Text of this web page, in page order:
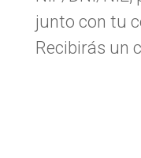
junto con tu
Recibirás un